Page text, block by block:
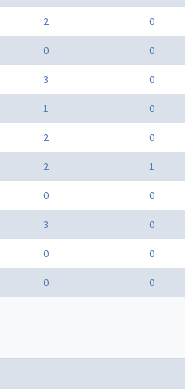
2 0
0 0
3 0
1 0
2 0
2 1
0 0
3 0
0 0
0 0